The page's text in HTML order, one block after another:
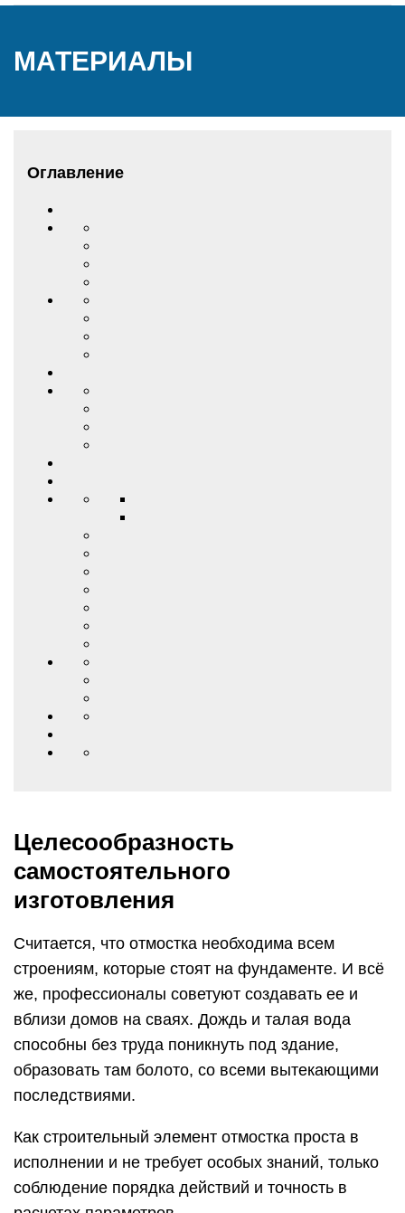
МАТЕРИАЛЫ
Оглавление
Целесообразность
самостоятельного
изготовления
Считается, что отмостка необходима всем
строениям, которые стоят на фундаменте. И всё
же, профессионалы советуют создавать ее и
вблизи домов на сваях. Дождь и талая вода
способны без труда поникнуть под здание,
образовать там болото, со всеми вытекающими
последствиями.
Как строительный элемент отмостка проста в
исполнении и не требует особых знаний, только
соблюдение порядка действий и точность в